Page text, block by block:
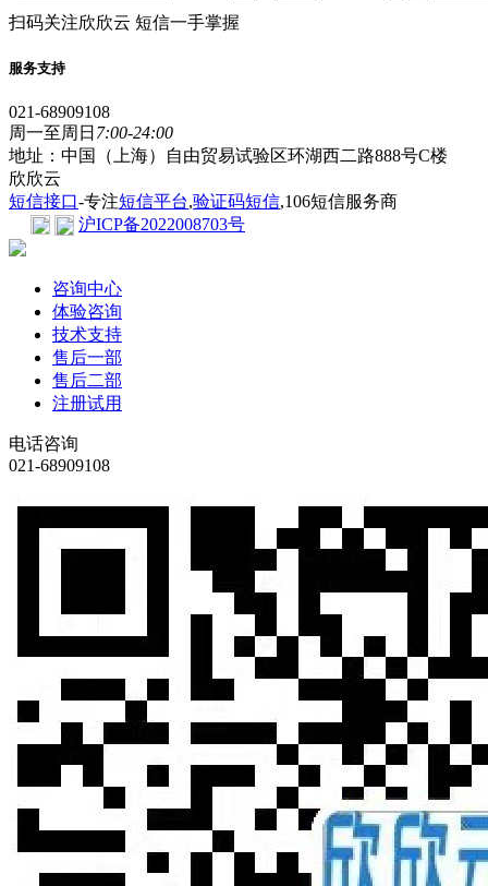
扫码关注欣欣云 短信一手掌握
服务支持
021-68909108
周一至周日 7:00-24:00
地址：中国（上海）自由贸易试验区环湖西二路888号C楼
欣欣云
短信接口-专注短信平台,验证码短信,106短信服务商
沪ICP备2022008703号
咨询中心
体验咨询
技术支持
售后一部
售后二部
注册试用
电话咨询
021-68909108